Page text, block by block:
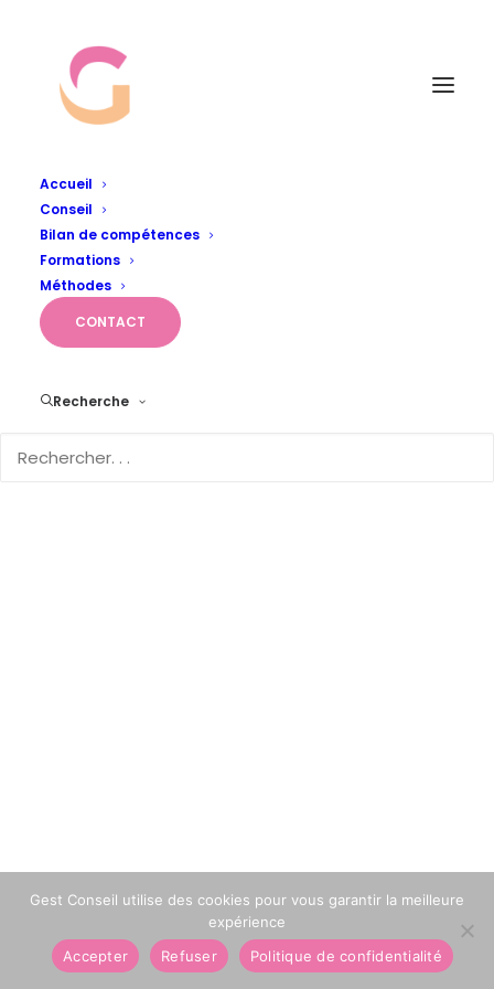
Accueil
Conseil
Bilan de compétences
Formations
Méthodes
CONTACT
Recherche
Accueil
Gest Conseil utilise des cookies pour vous garantir la meilleure
expérience
Accepter
Refuser Politique de confidentialité